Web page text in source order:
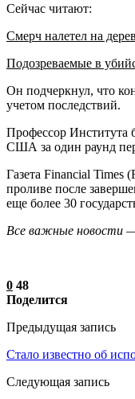
Сейчас читают:
Смерч налетел на
Подозреваемые в
Он подчеркнул, что
учетом последствий.
Профессор Института
США за один раунд
Газета Financial Times
проливе после
еще более 30
Все важные новости
0 48
Поделится
Предыдущая запись
Стало известно об
Следующая запись